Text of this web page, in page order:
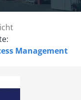
Management